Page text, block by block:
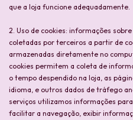
que a loja funcione adequadamente.
2. Uso de cookies: informações
coletadas por terceiros a partir de
armazenadas diretamente no
cookies permitem a coleta de
o tempo despendido na loja, as
idioma, e outros dados de tráfego
serviços utilizamos informações
facilitar a navegação, exibir